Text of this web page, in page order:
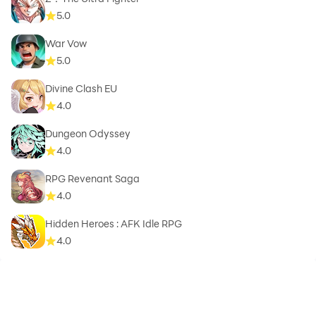
5.0
War Vow
5.0
Divine Clash EU
4.0
Dungeon Odyssey
4.0
RPG Revenant Saga
4.0
Hidden Heroes : AFK Idle RPG
4.0